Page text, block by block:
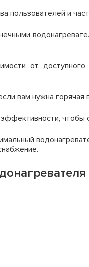
пользователей и
от доступного
вам нужна горячая
чтобы